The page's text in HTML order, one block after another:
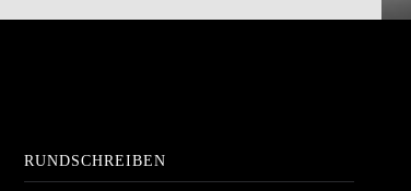
RUNDSCHREIBEN